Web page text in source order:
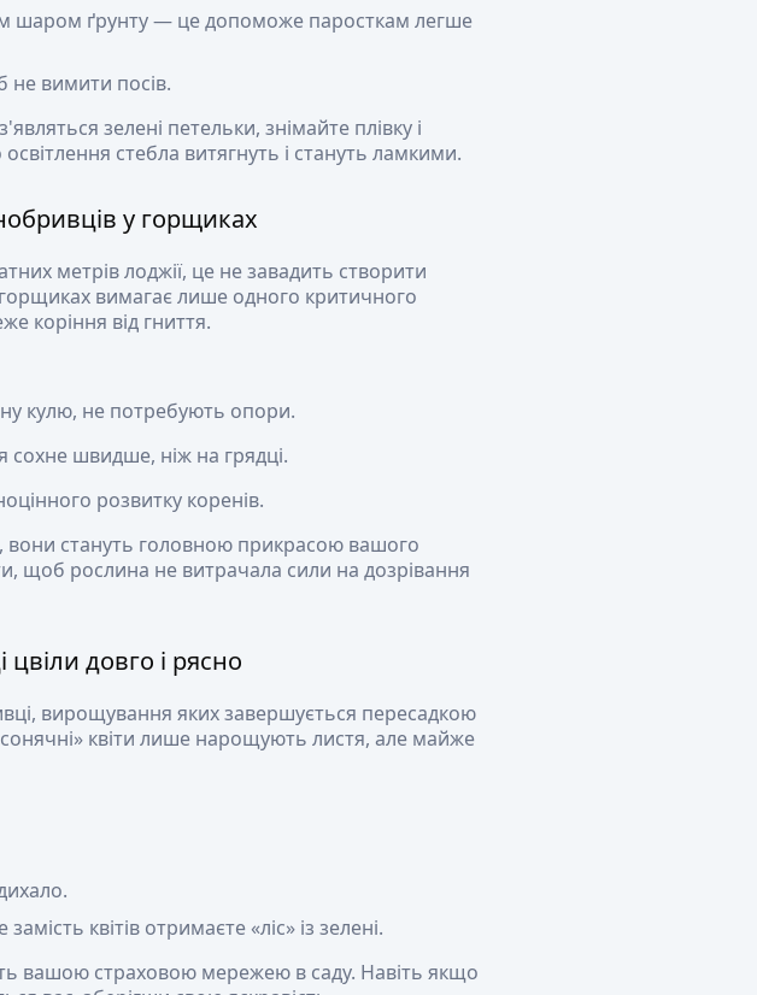
шаром ґрунту — це допоможе паросткам легше
вимити посів.
зелені петельки, знімайте плівку і
стебла витягнуть і стануть ламкими.
у горщиках
метрів лоджії, це не завадить створити
вимагає лише одного критичного
коріння від гниття.
кулю, не потребують опори.
сохне швидше, ніж на грядці.
розвитку коренів.
вони стануть головною прикрасою вашого
щоб рослина не витрачала сили на дозрівання
довго і рясно
вирощування яких завершується пересадкою
квіти лише нарощують листя, але майже
квітів отримаєте «ліс» із зелені.
вашою страховою мережею в саду. Навіть якщо